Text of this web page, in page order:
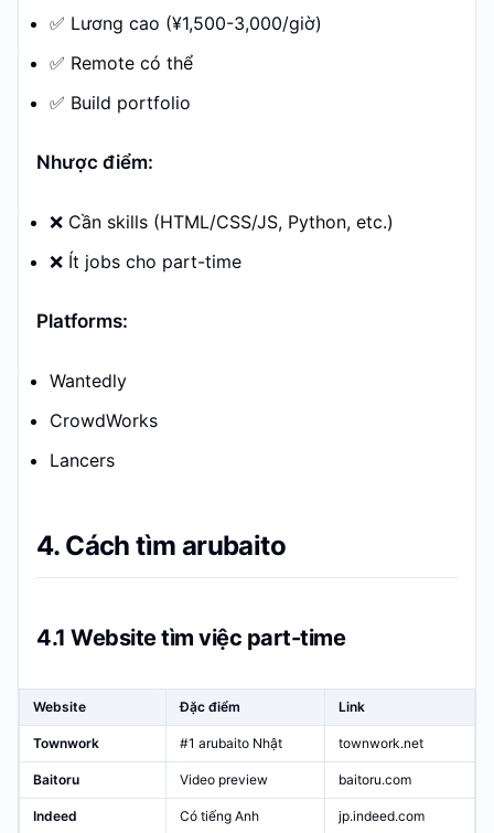
✅ Lương cao (¥1,500-3,000/giờ)
✅ Remote có thể
✅ Build portfolio
Nhược điểm:
❌ Cần skills (HTML/CSS/JS, Python, etc.)
❌ Ít jobs cho part-time
Platforms:
Wantedly
CrowdWorks
Lancers
4. Cách tìm arubaito
4.1 Website tìm việc part-time
Website Đặc điểm Link
Townwork #1 arubaito Nhật townwork.net
Baitoru Video preview baitoru.com
Indeed Có tiếng Anh jp.indeed.com